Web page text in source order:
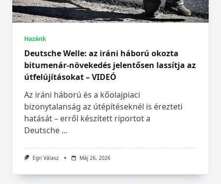
Hazánk
Deutsche Welle: az iráni háború okozta
bitumenár-növekedés jelentősen lassítja az
útfelújításokat – VIDEÓ
Az iráni háború és a kőolajpiaci
bizonytalanság az útépítéseknél is érezteti
hatását – erről készített riportot a
Deutsche ...
Egri Válasz Máj 26, 2026